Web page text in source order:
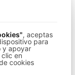
bajo
, aceptas
para
y apoyar
en
cookies